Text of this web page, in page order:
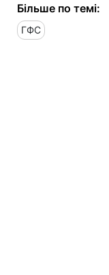
Більше по темі:
ГФС